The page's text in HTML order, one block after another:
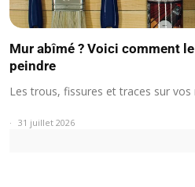
Mur abîmé ? Voici comment
peindre
Les trous, fissures et traces sur
31 juillet 2026